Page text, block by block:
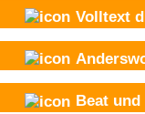
Volltext
Beat und